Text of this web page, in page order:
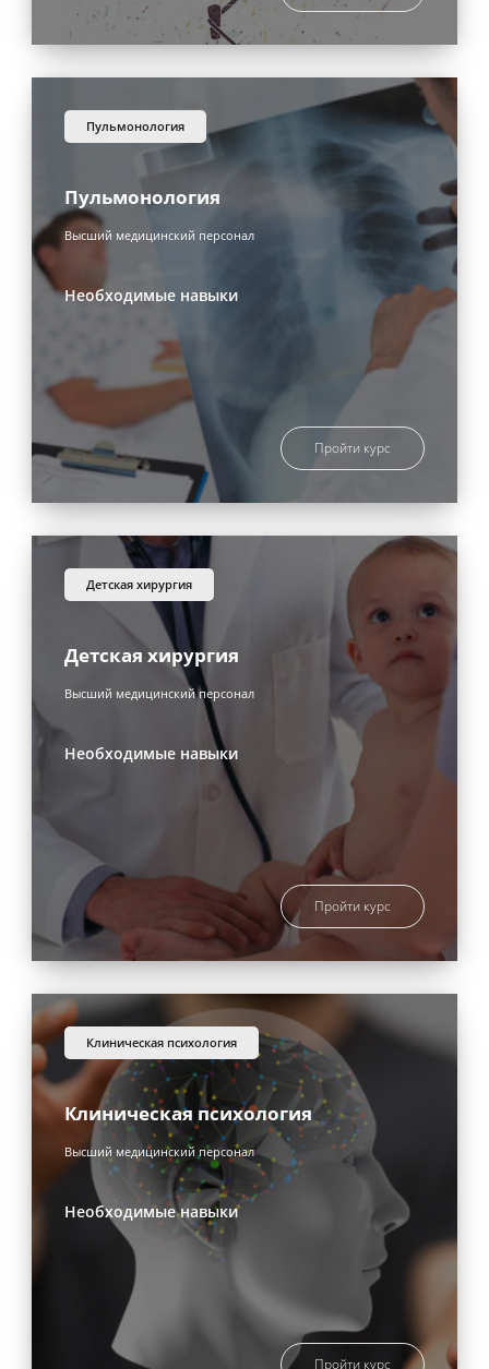
пульмонология
Пульмонология
Высший медицинский персонал
Необходимые навыки
Пройти курс
детская хирургия
Детская хирургия
Высший медицинский персонал
Необходимые навыки
Пройти курс
клиническая психология
Клиническая психология
Высший медицинский персонал
Необходимые навыки
Пройти курс